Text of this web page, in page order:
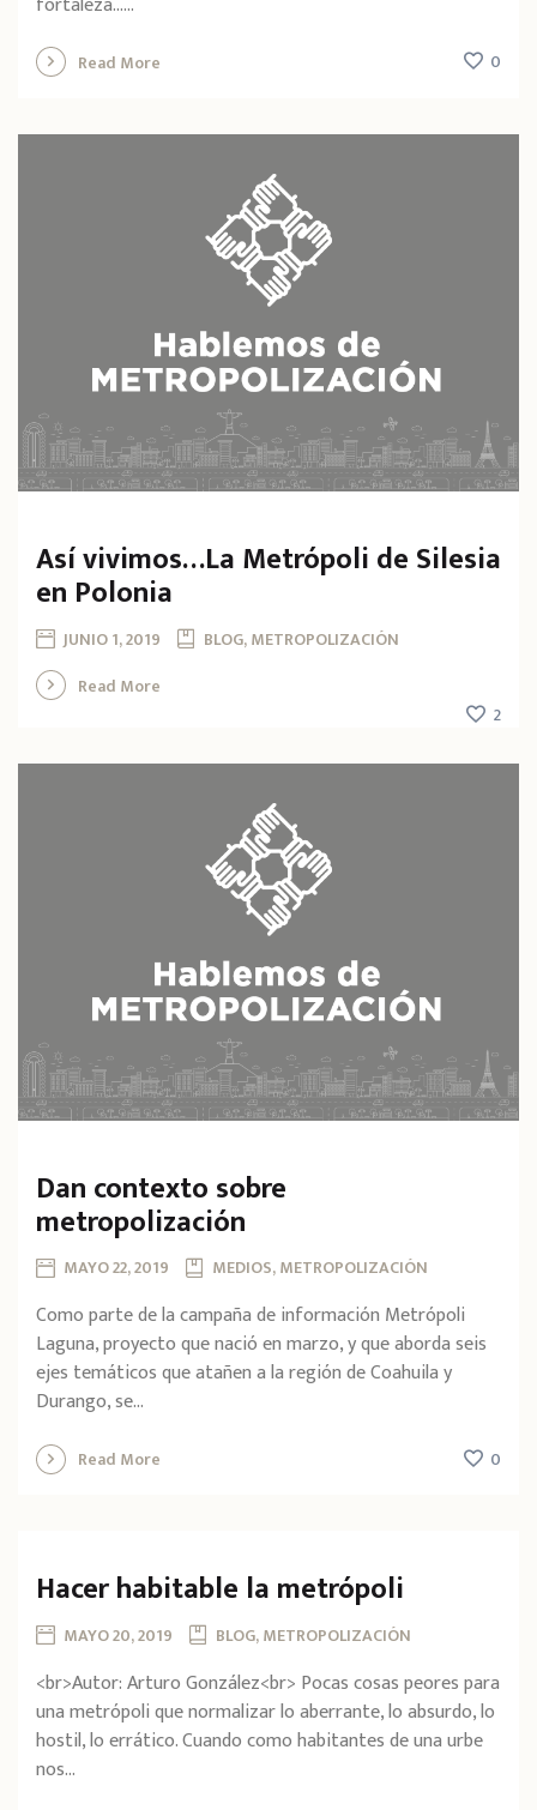
Read More 0
Así vivimos…La Metrópoli de Silesia
en Polonia
JUNIO 1, 2019
BLOG, METROPOLIZACIÓN
Read More
2
Dan contexto sobre
metropolización
MAYO 22, 2019 MEDIOS, METROPOLIZACIÓN
Como parte de la campaña de información Metrópoli
Laguna, proyecto que nació en marzo, y que aborda seis
ejes temáticos que atañen a la región de Coahuila y
Durango, se...
Read More 0
Hacer habitable la metrópoli
MAYO 20, 2019 BLOG, METROPOLIZACIÓN
<br>Autor: Arturo González<br> Pocas cosas peores para
una metrópoli que normalizar lo aberrante, lo absurdo, lo
hostil, lo errático. Cuando como habitantes de una urbe
nos...